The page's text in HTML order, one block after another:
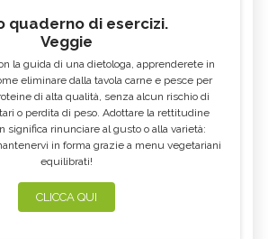
quaderno di esercizi.
Veggie
la guida di una dietologa, apprenderete in
eliminare dalla tavola carne e pesce per
di alta qualità, senza alcun rischio di
o perdita di peso. Adottare la rettitudine
significa rinunciare al gusto o alla varietà:
in forma grazie a menu vegetariani
equilibrati!
CLICCA QUI